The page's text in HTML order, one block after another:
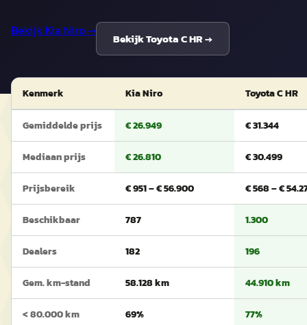
Bekijk Kia Niro→
BekijkToyota C HR→
Kenmerk Kia Niro Toyota C HR
Gemiddelde prijs € 26.949 € 31.344
Mediaan prijs € 26.810 € 30.499
Prijsbereik € 951 – € 56.900 € 568 – €
Beschikbaar 787 1.300
Dealers 182 196
Gem. km-stand 58.128 km 44.910 km
< 80.000 km 69% 77%